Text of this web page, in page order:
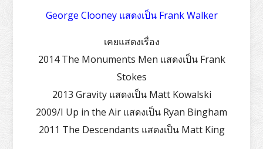
George Clooney แสดงเป็น Frank Walker
เคยแสดงเรื่อง
2014 The Monuments Men แสดงเป็น Frank
Stokes
2013 Gravity แสดงเป็น Matt Kowalski
2009/I Up in the Air แสดงเป็น Ryan Bingham
2011 The Descendants แสดงเป็น Matt King